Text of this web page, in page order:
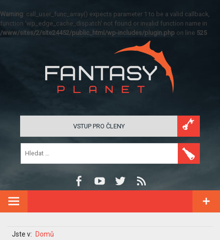
Warning: call_user_func_array() expects parameter 1 to be a valid callback,
function 'wp_edge_cache_dispatch' not found or invalid function name in
/www/sites/2/site24452/public_html/wp-includes/plugin.php on line 525
VSTUP PRO ČLENY
Jste v: Domů